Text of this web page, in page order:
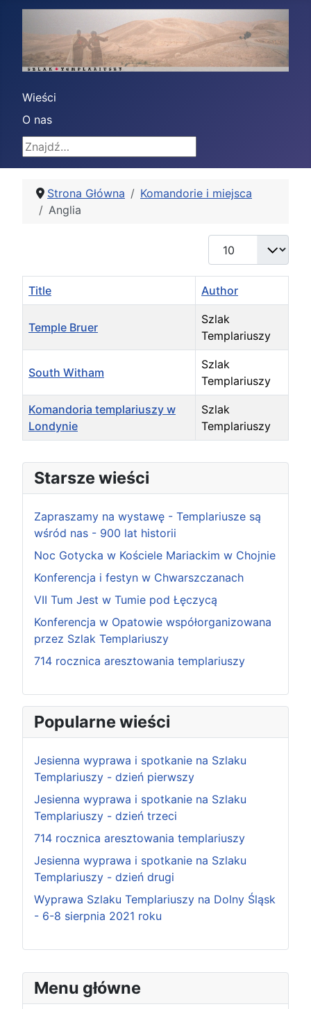
Wieści
O nas
Znajdź
Menu główne
Strona Główna
Komandorie i miejsca
Anglia
Display #
Title Author
Temple Bruer
Szlak
Templariuszy
South Witham
Szlak
Templariuszy
Komandoria templariuszy w
Londynie
Szlak
Templariuszy
Starsze wieści
Zapraszamy na wystawę - Templariusze są
wśród nas - 900 lat historii
Noc Gotycka w Kościele Mariackim w Chojnie
Konferencja i festyn w Chwarszczanach
VII Tum Jest w Tumie pod Łęczycą
Konferencja w Opatowie współorganizowana
przez Szlak Templariuszy
714 rocznica aresztowania templariuszy
Popularne wieści
Jesienna wyprawa i spotkanie na Szlaku
Templariuszy - dzień pierwszy
Jesienna wyprawa i spotkanie na Szlaku
Templariuszy - dzień trzeci
714 rocznica aresztowania templariuszy
Jesienna wyprawa i spotkanie na Szlaku
Templariuszy - dzień drugi
Wyprawa Szlaku Templariuszy na Dolny Śląsk
- 6-8 sierpnia 2021 roku